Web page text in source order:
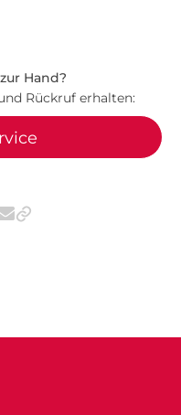
Hand?
Rückruf erhalten:
/ Twitter
WhatsApp
via Xing
via LinkedIn
Teilen via E-Mail